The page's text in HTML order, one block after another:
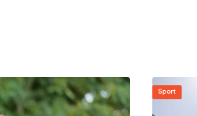
Sport